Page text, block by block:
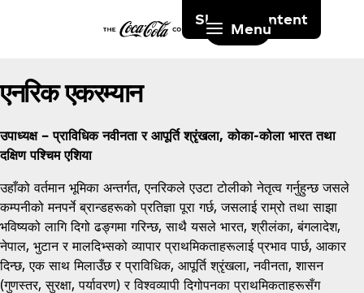
Skip to content
Menu
एनरिक एकरम्यान
उपाध्यक्ष – प्राविधिक नवीनता र आपूर्ति श्रृंखला, कोका-कोला भारत तथा
दक्षिण पश्चिम एशिया
उहाँको वर्तमान भूमिका अन्तर्गत, एनरिकले एउटा टोलीको नेतृत्व गर्नुहुन्छ जसले
कम्पनीको मनपर्ने ब्रान्डहरूको प्रतिज्ञा पूरा गर्छ, जसलाई राम्रो तथा साझा
भविष्यको लागि दिगो ढङ्गमा गरिन्छ, साथै यसले भारत, श्रीलंका, बंगलादेश,
नेपाल, भुटान र मालदिभ्सको व्यापार प्राथमिकताहरूलाई प्रभाव पार्छ, आकार
दिन्छ, एक साथ मिलाउँछ र प्राविधिक, आपूर्ति श्रृंखला, नवीनता, शासन
(गुणस्तर, सुरक्षा, पर्यावरण) र विश्वव्यापी दिगोपनका प्राथमिकताहरूसँग